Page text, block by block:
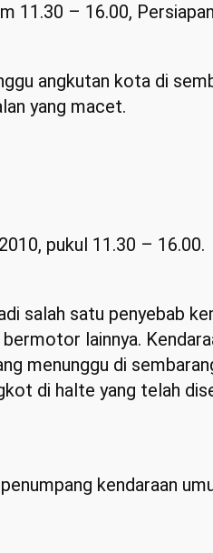
11.30 – 16.00,
angkutan kota di
yang macet.
pukul 11.30 – 16.00.
salah satu penyebab
lainnya.
menunggu di
di halte yang telah
kendaraan